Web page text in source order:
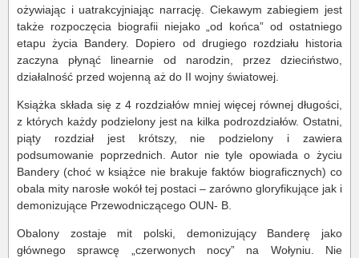
ożywiając i uatrakcyjniając narrację. Ciekawym zabiegiem jest
także rozpoczęcia biografii niejako „od końca” od ostatniego
etapu życia Bandery. Dopiero od drugiego rozdziału historia
zaczyna płynąć linearnie od narodzin, przez dzieciństwo,
działalność przed wojenną aż do II wojny światowej.
Książka składa się z 4 rozdziałów mniej więcej równej długości,
z których każdy podzielony jest na kilka podrozdziałów. Ostatni,
piąty rozdział jest krótszy, nie podzielony i zawiera
podsumowanie poprzednich. Autor nie tyle opowiada o życiu
Bandery (choć w książce nie brakuje faktów biograficznych) co
obala mity narosłe wokół tej postaci – zarówno gloryfikujące jak i
demonizujące Przewodniczącego OUN- B.
Obalony zostaje mit polski, demonizujący Banderę jako
głównego sprawcę „czerwonych nocy” na Wołyniu. Nie